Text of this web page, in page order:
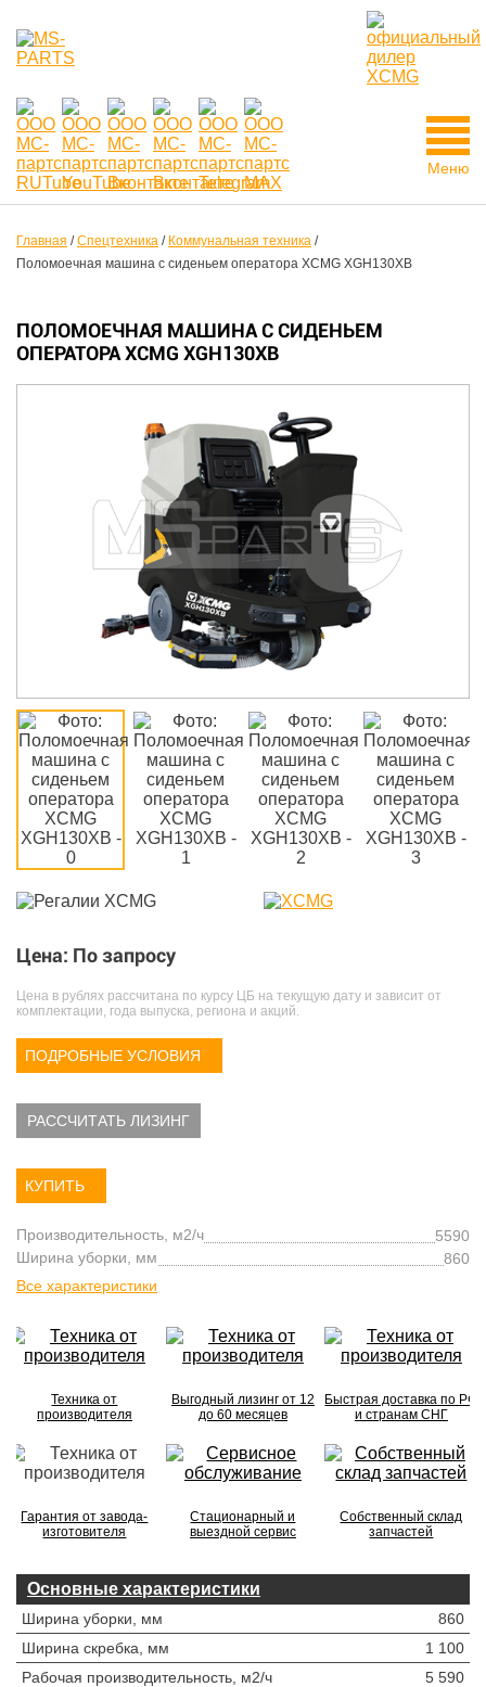
Меню
Главная /Спецтехника / Коммунальная техника /
Поломоечная машина с сиденьем оператора XCMG XGH130XB
ПОЛОМОЕЧНАЯ МАШИНА С СИДЕНЬЕМ
ОПЕРАТОРА XCMG XGH130XB
Цена: По запросу
Цена в рублях рассчитана по курсу ЦБ на текущую дату и зависит от
комплектации, года выпуска, региона и акций.
ПОДРОБНЫЕ УСЛОВИЯ
РАССЧИТАТЬ ЛИЗИНГ
КУПИТЬ
Производительность, м2/ч
5590
Ширина уборки, мм
860
Все характеристики
Техника от
производителя
Выгодный лизинг от 12
до 60 месяцев
Быстрая доставка по РФ
и странам СНГ
Гарантия от завода-
изготовителя
Стационарный и
выездной сервис
Собственный склад
запчастей
Основные характеристики
Ширина уборки, мм
860
Ширина скребка, мм
1 100
Рабочая производительность, м2/ч
5 590